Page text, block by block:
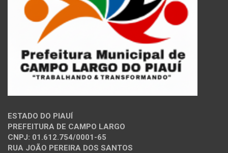
ESTADO DO PIAUÍ
PREFEITURA DE CAMPO LARGO
CNPJ: 01.612.754/0001-65
RUA JOÃO PEREIRA DOS SANTOS